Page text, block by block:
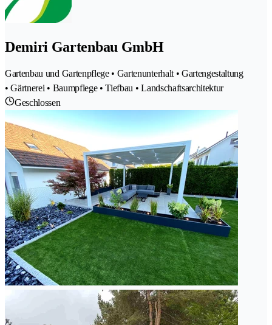
Demiri Gartenbau GmbH
Gartenbau und Gartenpflege • Gartenunterhalt • Gartengestaltung
• Gärtnerei • Baumpflege • Tiefbau • Landschaftsarchitektur
Geschlossen